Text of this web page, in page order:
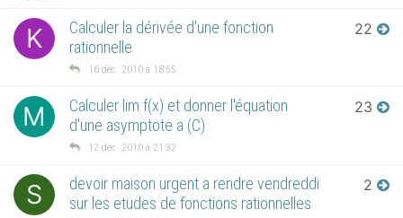
K
Calculer la dérivée d'une fonction
rationnelle
16 déc. 2010 à 18:55
22
M
Calculer lim f(x) et donner l'équation
d'une asymptote a (C)
12 déc. 2010 à 21:32
23
S
devoir maison urgent a rendre vendreddi
sur les etudes de fonctions rationnelles
2